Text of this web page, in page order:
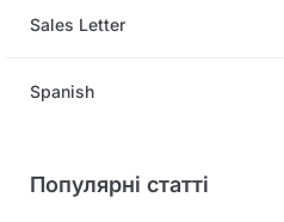
Sales Letter
Spanish
Популярні статті